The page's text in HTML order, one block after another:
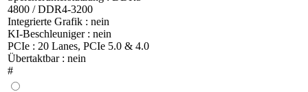
4800 / DDR4-3200
Integrierte Grafik : nein
KI-Beschleuniger : nein
PCIe : 20 Lanes, PCIe 5.0 & 4.0
Übertaktbar : nein
#